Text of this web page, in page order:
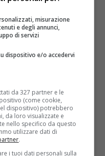
misurazione
e degli annunci,
di servizi
dispositivo e/o accedervi
da 327 partner e le
(come cookie,
dispositivo) potrebbero
da loro visualizzate e
nello specifico da questo
utilizzare dati di
.
i tuoi dati personali sulla